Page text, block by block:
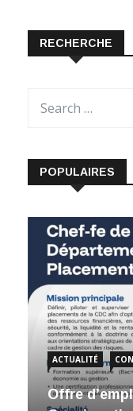
RECHERCHE
POPULAIRES
ACTUALITÉ
Offre